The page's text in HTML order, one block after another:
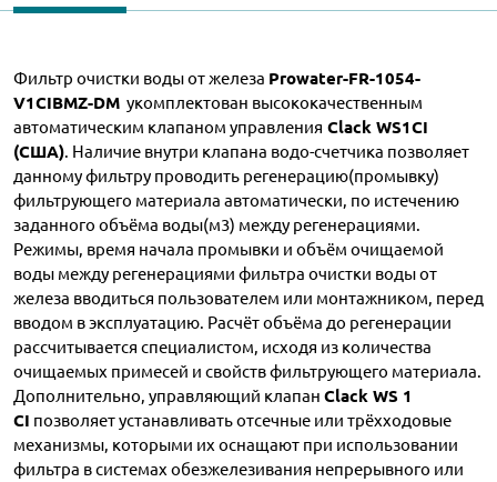
Фильтр очистки воды от железа Prowater-FR-1054-
V1CIBMZ-DM укомплектован высококачественным
автоматическим клапаном управления Clack WS1CI
(США). Наличие внутри клапана водо-счетчика позволяет
данному фильтру проводить регенерацию(промывку)
фильтрующего материала автоматически, по истечению
заданного объёма воды(м3) между регенерациями.
Режимы, время начала промывки и объём очищаемой
воды между регенерациями фильтра очистки воды от
железа вводиться пользователем или монтажником, перед
вводом в эксплуатацию. Расчёт объёма до регенерации
рассчитывается специалистом, исходя из количества
очищаемых примесей и свойств фильтрующего материала.
Дополнительно, управляющий клапан Clack WS 1
CI позволяет устанавливать отсечные или трёхходовые
механизмы, которыми их оснащают при использовании
фильтра в системах обезжелезивания непрерывного или